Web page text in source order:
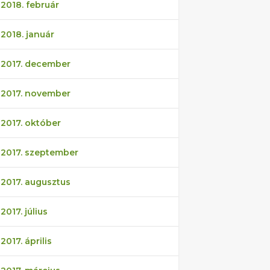
2018. február
2018. január
2017. december
2017. november
2017. október
2017. szeptember
2017. augusztus
2017. július
2017. április